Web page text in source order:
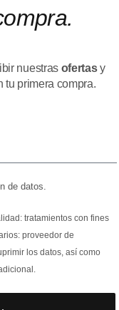
nuestras ofertasy
tu primera compra.
de datos.
tratamientos con fines
proveedor de
los datos, así como